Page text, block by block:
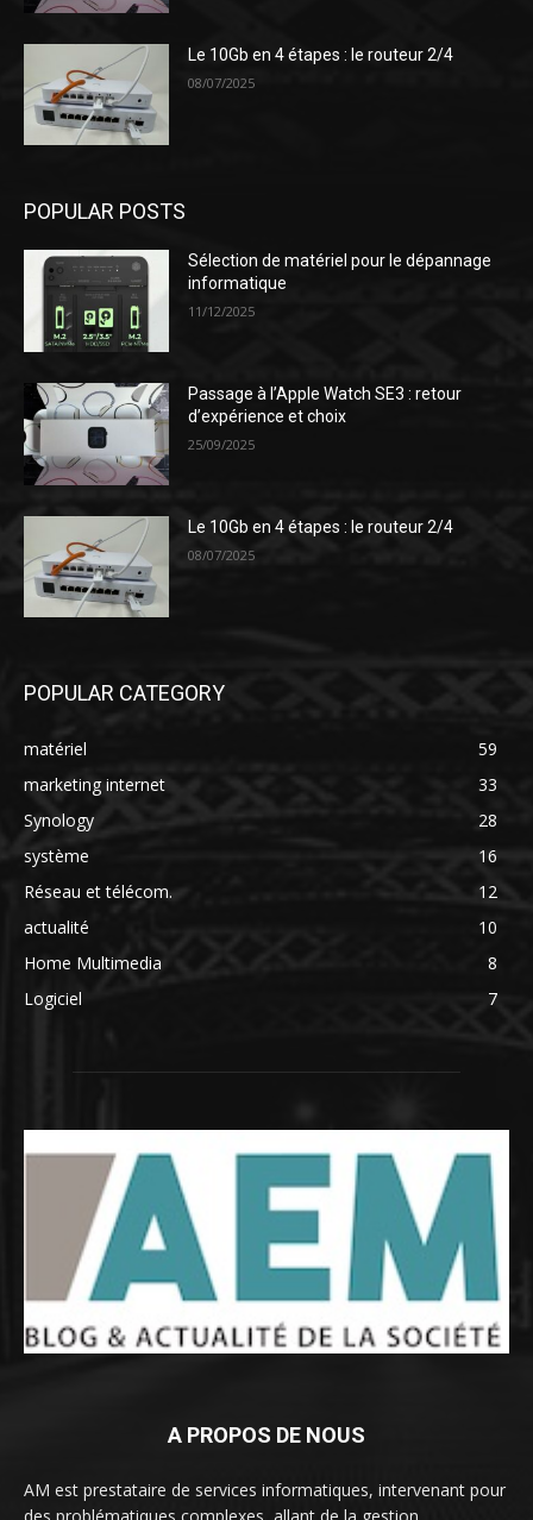
Le 10Gb en 4 étapes : le routeur 2/4
08/07/2025
POPULAR POSTS
Sélection de matériel pour le dépannage
informatique
11/12/2025
Passage à l’Apple Watch SE3 : retour
d’expérience et choix
25/09/2025
Le 10Gb en 4 étapes : le routeur 2/4
08/07/2025
POPULAR CATEGORY
matériel
59
marketing internet
33
Synology
28
système
16
Réseau et télécom.
12
actualité
10
Home Multimedia
8
Logiciel
7
A PROPOS DE NOUS
AM est prestataire de services informatiques, intervenant pour